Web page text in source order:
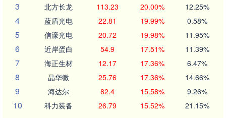
3 北方长龙 113.23 20.00% 12.25%
4 蓝盾光电 22.81 19.99% 0.58%
5 信濠光电 20.72 19.98% 11.95%
6 近岸蛋白 54.9 17.51% 11.39%
7 海正生材 12.17 17.36% 6.47%
8 晶华微 25.76 17.36% 14.66%
9 海达尔 82.4 15.58% 9.26%
10 科力装备 26.79 15.52% 21.15%